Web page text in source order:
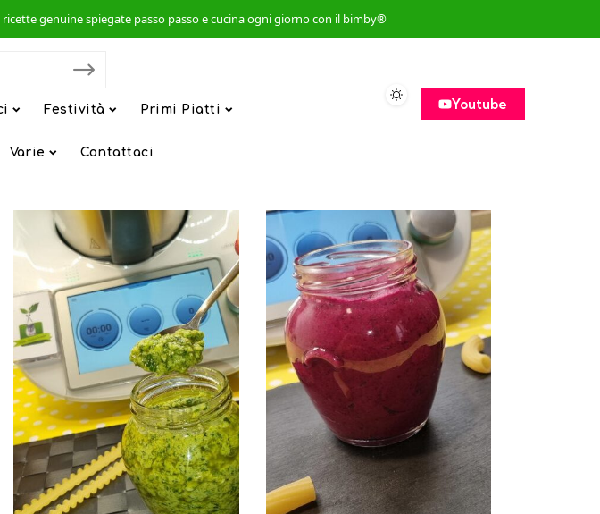
genuine spiegate passo passo e cucina ogni giorno con il bimby®
Festività Primi Piatti
Varie Contattaci
Youtube